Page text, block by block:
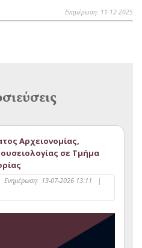
Ενημέρωση: 11-12-2025
Αρχειονομίας,
σε Τμήμα
Ενημέρωση: 13-07-2026 13:11
|